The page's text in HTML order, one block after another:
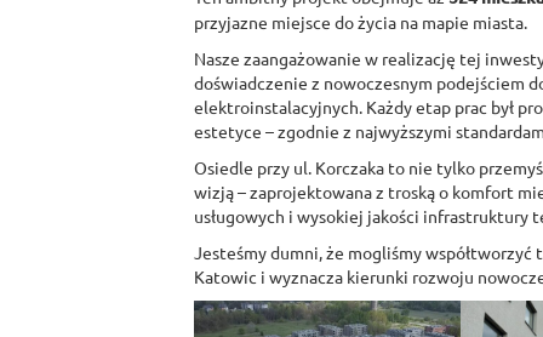
przyjazne miejsce do życia na mapie miasta.
Nasze zaangażowanie w realizację tej
doświadczenie z nowoczesnym podejściem
elektroinstalacyjnych. Każdy etap prac był
estetyce – zgodnie z najwyższymi
Osiedle przy ul. Korczaka to nie tylko
wizją – zaprojektowana z troską o komfort
usługowych i wysokiej jakości infrastruktury
Jesteśmy dumni, że mogliśmy
Katowic i wyznacza kierunki rozwoju